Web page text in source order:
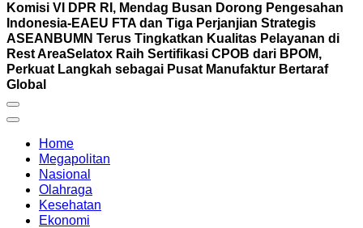
Komisi VI DPR RI, Mendag Busan Dorong Pengesahan
Indonesia-EAEU FTA dan Tiga Perjanjian Strategis
ASEAN BUMN Terus Tingkatkan Kualitas Pelayanan di
Rest AreaSelatox Raih Sertifikasi CPOB dari BPOM,
Perkuat Langkah sebagai Pusat Manufaktur Bertaraf
Global
Home
Megapolitan
Nasional
Olahraga
Kesehatan
Ekonomi